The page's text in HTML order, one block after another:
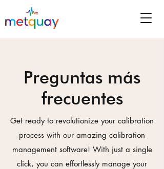
Preguntas más
frecuentes
Get ready to revolutionize your calibration
process with our amazing calibration
management software! With just a single
click, you can effortlessly manage your